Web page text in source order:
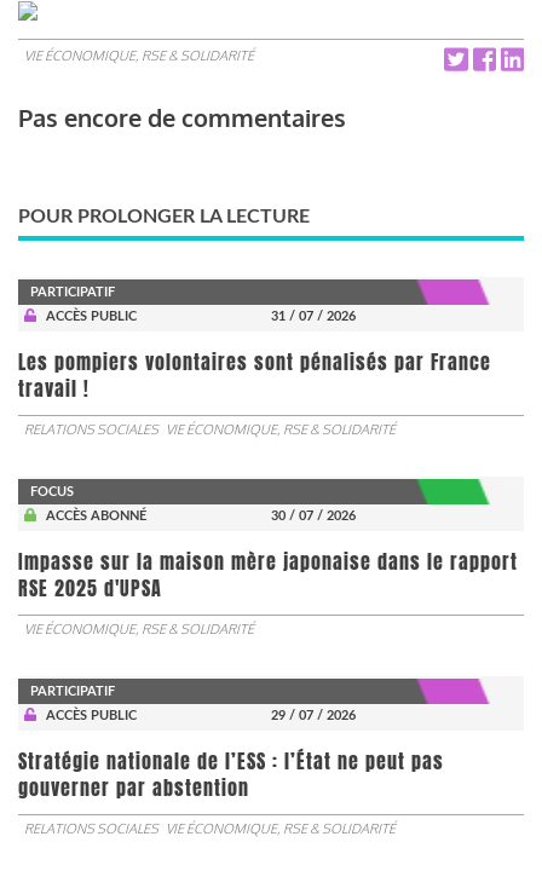
VIE ÉCONOMIQUE, RSE & SOLIDARITÉ
Pas encore de commentaires
POUR PROLONGER LA LECTURE
PARTICIPATIF
ACCÈS PUBLIC
31 / 07 / 2026
Les pompiers volontaires sont pénalisés par France
travail !
RELATIONS SOCIALES VIE ÉCONOMIQUE, RSE & SOLIDARITÉ
FOCUS
ACCÈS ABONNÉ
30 / 07 / 2026
Impasse sur la maison mère japonaise dans le rapport
RSE 2025 d'UPSA
VIE ÉCONOMIQUE, RSE & SOLIDARITÉ
PARTICIPATIF
ACCÈS PUBLIC
29 / 07 / 2026
Stratégie nationale de l’ESS : l’État ne peut pas
gouverner par abstention
RELATIONS SOCIALES VIE ÉCONOMIQUE, RSE & SOLIDARITÉ